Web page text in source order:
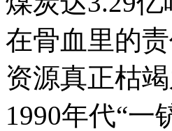
在骨血里的
资源真正枯
1990年代“一